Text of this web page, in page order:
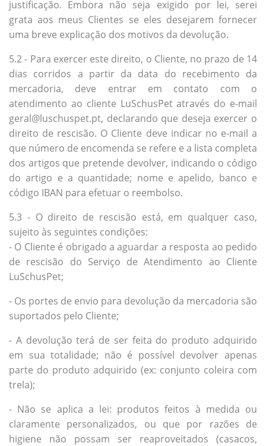
justificação. Embora não seja exigido por lei, serei
grata aos meus Clientes se eles desejarem fornecer
uma breve explicação dos motivos da devolução.
5.2 - Para exercer este direito, o Cliente, no prazo de 14
dias corridos a partir da data do recebimento da
mercadoria, deve entrar em contato com o
atendimento ao cliente LuSchusPet através do e-mail
geral@luschuspet.pt, declarando que deseja exercer o
direito de rescisão. O Cliente deve indicar no e-mail a
que número de encomenda se refere e a lista completa
dos artigos que pretende devolver, indicando o código
do artigo e a quantidade; nome e apelido, banco e
código IBAN para efetuar o reembolso.
5.3 - O direito de rescisão está, em qualquer caso,
sujeito às seguintes condições:
- O Cliente é obrigado a aguardar a resposta ao pedido
de rescisão do Serviço de Atendimento ao Cliente
LuSchusPet;
- Os portes de envio para devolução da mercadoria são
suportados pelo Cliente;
- A devolução terá de ser feita do produto adquirido
em sua totalidade; não é possível devolver apenas
parte do produto adquirido (ex: conjunto coleira com
trela);
- Não se aplica a lei: produtos feitos à medida ou
claramente personalizados, ou que por razões de
higiene não possam ser reaproveitados (casacos,